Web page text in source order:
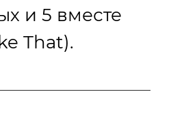
и 5 вместе
That).